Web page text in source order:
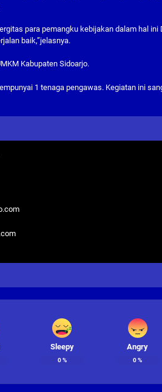
para pemangku kebijakan dalam hal ini
baik,”jelasnya.
Kabupaten Sidoarjo.
1 tenaga pengawas. Kegiatan ini
Sleepy
0%
Angry
0%